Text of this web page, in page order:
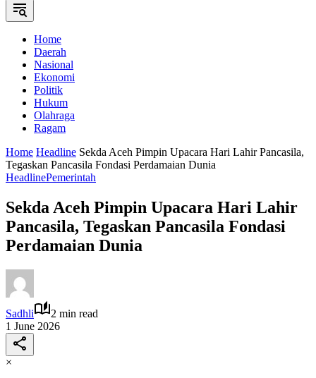
Home
Daerah
Nasional
Ekonomi
Politik
Hukum
Olahraga
Ragam
Home Headline Sekda Aceh Pimpin Upacara Hari Lahir Pancasila,
Tegaskan Pancasila Fondasi Perdamaian Dunia
HeadlinePemerintah
Sekda Aceh Pimpin Upacara Hari Lahir
Pancasila, Tegaskan Pancasila Fondasi
Perdamaian Dunia
Sadhli
2 min read
1 June 2026
×